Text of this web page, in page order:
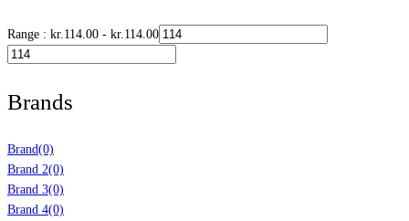
Range : kr. 114.00 - kr. 114.00
Brands
Brand(0)
Brand 2(0)
Brand 3(0)
Brand 4(0)